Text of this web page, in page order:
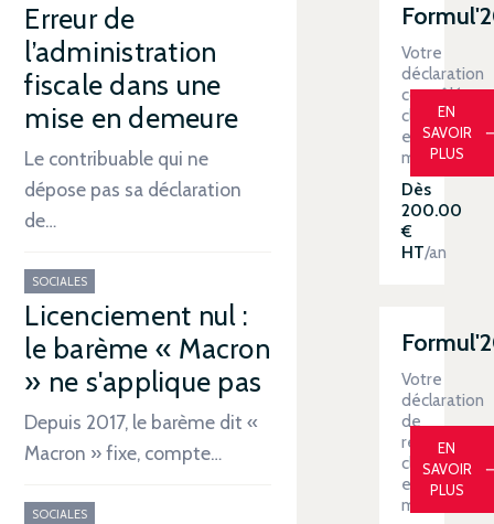
Erreur de
l’administration
fiscale dans une
mise en demeure
Le contribuable qui ne
dépose pas sa déclaration
de…
SOCIALES
Licenciement nul :
le barème « Macron
» ne s'applique pas
Depuis 2017, le barème dit «
Macron » fixe, compte…
SOCIALES
Votre
déclaration
contrôlée
clé
en
main
Dès
200.00
€
HT/an
EN
SAVOIR
PLUS
Votre
déclaration
de
revenus
clé
en
main
EN
SAVOIR
PLUS